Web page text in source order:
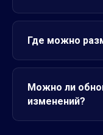
Где можно
Можно ли
изменений?